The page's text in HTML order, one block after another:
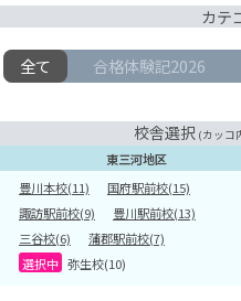
カテ
全て 合格体験記2026
校舎選択 (カッコ
東三河地区
豊川本校(11)
国府駅前校(15)
諏訪駅前校(9)
豊川駅前校(13)
三谷校(6)
蒲郡駅前校(7)
弥生校(10)